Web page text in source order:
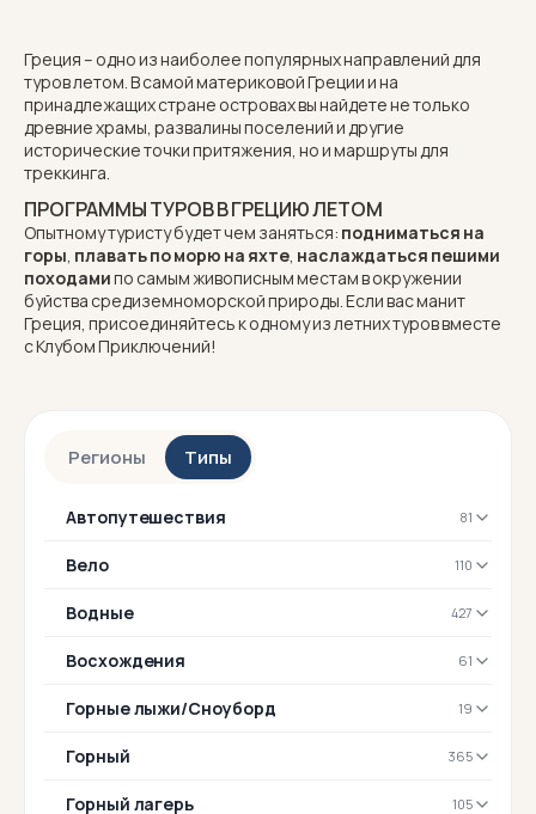
Регионы Типы
Автопутешествия 81
Вело 110
Водные 427
Восхождения 61
Горные лыжи/Сноуборд 19
Горный 365
Горный лагерь 105
Греция– одно из наиболее популярных направлений для
туров летом. В самой материковой Греции и на
принадлежащих стране островах вы найдете не только
древние храмы, развалины поселений и другие
исторические точки притяжения, но и маршруты для
треккинга.
ПРОГРАММЫ ТУРОВ В ГРЕЦИЮ ЛЕТОМ
Опытному туристу будет чем заняться: подниматься на
горы, плавать по морю на яхте, наслаждаться пешими
походамипо самым живописным местам в окружении
буйства средиземноморской природы. Если вас манит
Греция, присоединяйтесь к одному из летних туров вместе
с Клубом Приключений!